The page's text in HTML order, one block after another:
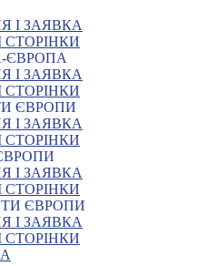
І ЗАЯВКА
СТОРІНКИ
ЄВРОПА
І ЗАЯВКА
СТОРІНКИ
ЄВРОПИ
І ЗАЯВКА
СТОРІНКИ
І ЗАЯВКА
СТОРІНКИ
ЄВРОПИ
І ЗАЯВКА
СТОРІНКИ